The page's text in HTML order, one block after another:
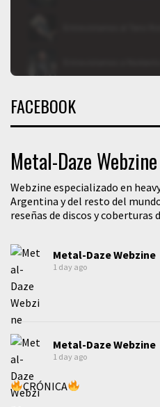
FACEBOOK
Metal-Daze Webzine
Webzine especializado en
Argentina y del resto del
reseñas de discos y coberturas
Metal-Daze Webzine
1 day ago
Metal-Daze Webzine
1 day ago
CRÓNICA